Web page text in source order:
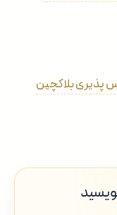
پذیری بلاکچین